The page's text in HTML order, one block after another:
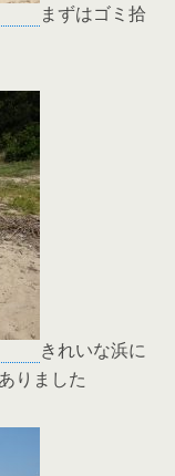
まずはゴミ拾
きれいな浜に
りました